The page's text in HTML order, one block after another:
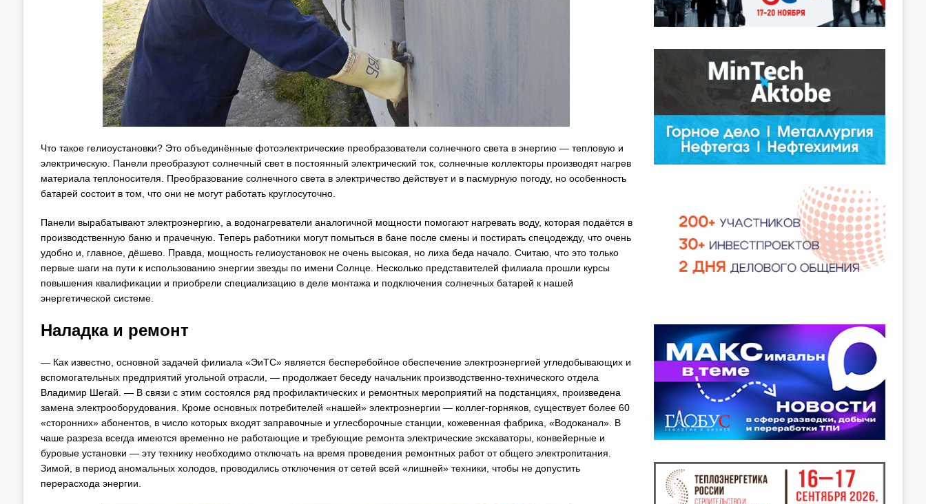
Что такое гелиоустановки? Это объединённые фотоэлектрические преобразователи солнечного света в энергию — тепловую и
электрическую. Панели преобразуют солнечный свет в постоянный электрический ток, солнечные коллекторы производят нагрев
материала теплоносителя. Преобразование солнечного света в электричество действует и в пасмурную погоду, но особенность
батарей состоит в том, что они не могут работать круглосуточно.
Панели вырабатывают электроэнергию, а водонагреватели аналогичной мощности помогают нагревать воду, которая подаётся в
производственную баню и прачечную. Теперь работники могут помыться в бане после смены и постирать спецодежду, что очень
удобно и, главное, дёшево. Правда, мощность гелиоустановок не очень высокая, но лиха беда начало. Считаю, что это только
первые шаги на пути к использованию энергии звезды по имени Солнце. Несколько представителей филиала прошли курсы
повышения квалификации и приобрели специализацию в деле монтажа и подключения солнечных батарей к нашей
энергетической системе.
Наладка и ремонт
— Как известно, основной задачей филиала «ЭиТС» является бесперебойное обеспечение электроэнергией угледобывающих и
вспомогательных предприятий угольной отрасли, — продолжает беседу начальник производственно-технического отдела
Владимир Шегай. — В связи с этим состоялся ряд профилактических и ремонтных мероприятий на подстанциях, произведена
замена электрооборудования. Кроме основных потребителей «нашей» электроэнергии — коллег-горняков, существует более 60
«сторонних» абонентов, в число которых входят заправочные и углесборочные станции, кожевенная фабрика, «Водоканал». В
чаше разреза всегда имеются временно не работающие и требующие ремонта электрические экскаваторы, конвейерные и
буровые установки — эту технику необходимо отключать на время проведения ремонтных работ от общего электропитания.
Зимой, в период аномальных холодов, проводились отключения от сетей всей «лишней» техники, чтобы не допустить
перерасхода энергии.